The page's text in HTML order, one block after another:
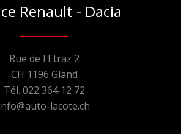
Renault - Dacia
Rue de l'Etraz 2
CH 1196 Gland
Tél. 022 364 12 72
lacote.ch